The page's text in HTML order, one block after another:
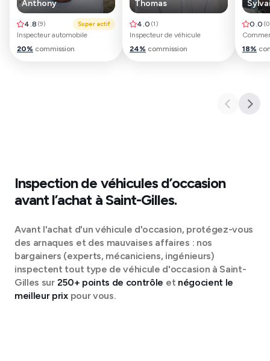
Anthony
4.8 (9) Super actif
Inspecteur automobile
20% commission
Thomas
4.0 (1)
Inspecteur de véhicule
24% commission
0.0 (0
18%
Inspection de véhicules d’occasion
avant l’achat àSaint-Gilles.
Avant l'achat d'un véhicule d'occasion, protégez-vous
des arnaques et des mauvaises affaires : nos
bargainers (experts, mécaniciens, ingénieurs)
inspectent tout type de véhicule d'occasion à Saint-
Gilles sur 250+ points de contrôle et négocient le
meilleur prixpour vous.